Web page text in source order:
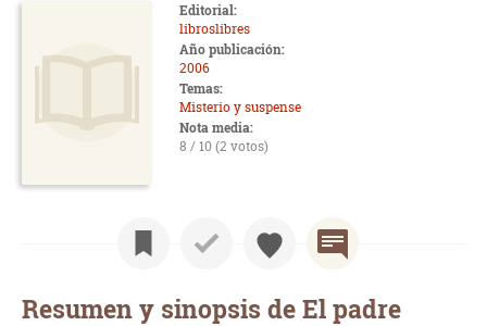
Editorial:
libroslibres
Año publicación:
2006
Temas:
Misterio y suspense
Nota media:
8 / 10 (2 votos)
Resumen y sinopsis de El padre